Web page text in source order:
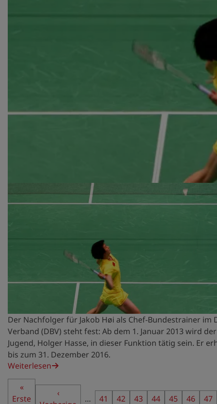
Der Nachfolger für Jakob Høi als Chef-Bundestrainer im
Verband (DBV) steht fest: Ab dem 1. Januar 2013 wird
Jugend, Holger Hasse, in dieser Funktion tätig sein. Er
bis zum 31. Dezember 2016.
Weiterlesen
Seitennummerierung
Erste
Seite
«
Erste
Vorherige
‹
… Seite
41 Seite
42 Seite
43 Seite
44 Seite
45 Seite
46 47